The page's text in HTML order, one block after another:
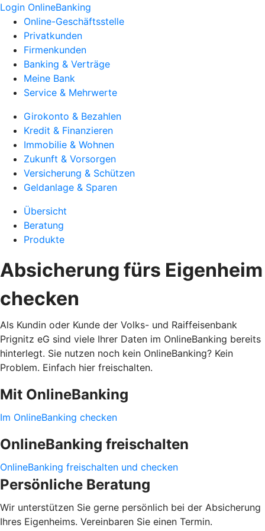
Login OnlineBanking
Online-Geschäftsstelle
Privatkunden
Firmenkunden
Banking & Verträge
Meine Bank
Service & Mehrwerte
Girokonto & Bezahlen
Kredit & Finanzieren
Immobilie & Wohnen
Zukunft & Vorsorgen
Versicherung & Schützen
Geldanlage & Sparen
Übersicht
Beratung
Produkte
Absicherung fürs Eigenheim
checken
Als Kundin oder Kunde der Volks- und Raiffeisenbank
Prignitz eG sind viele Ihrer Daten im OnlineBanking bereits
hinterlegt. Sie nutzen noch kein OnlineBanking? Kein
Problem. Einfach hier freischalten.
Mit OnlineBanking
Im OnlineBanking checken
OnlineBanking freischalten
OnlineBanking freischalten und checken
Persönliche Beratung
Wir unterstützen Sie gerne persönlich bei der Absicherung
Ihres Eigenheims. Vereinbaren Sie einen Termin.